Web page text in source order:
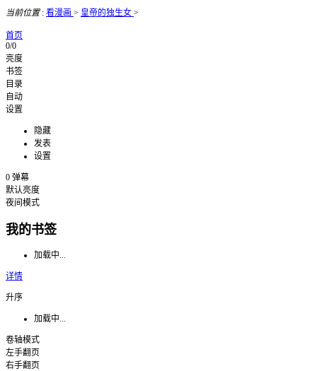
当前位置: 看漫画 > 皇帝的独生女 >
首页
0/0
亮度
书签
目录
自动
设置
隐藏
发表
设置
0 弹幕
默认亮度
夜间模式
我的书签
加载中...
详情
升序
加载中...
卷轴模式
左手翻页
右手翻页